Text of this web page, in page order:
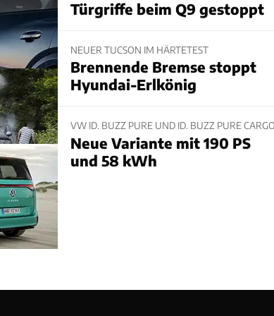
Türgriffe beim Q9 gestoppt
NEUER TUCSON IM HÄRTETEST
Brennende Bremse stoppt
Hyundai-Erlkönig
VW ID. BUZZ PURE UND ID. BUZZ PURE
Neue Variante mit 190 PS
und 58 kWh